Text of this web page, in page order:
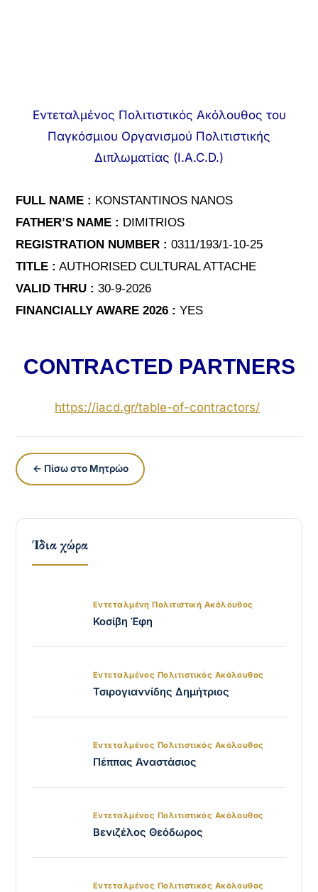
Εντεταλμένος Πολιτιστικός Ακόλουθος του
Παγκόσμιου Οργανισμού Πολιτιστικής
Διπλωματίας (I.A.C.D.)
FULL NAME : KONSTANTINOS NANOS
FATHER’S NAME : DIMITRIOS
REGISTRATION NUMBER : 0311/193/1-10-25
TITLE : AUTHORISED CULTURAL ATTACHE
VALID THRU : 30-9-2026
FINANCIALLY AWARE 2026 : YES
CONTRACTED PARTNERS
https://iacd.gr/table-of-contractors/
← Πίσω στο Μητρώο
Ίδια χώρα
Εντεταλμένη Πολιτιστική Ακόλουθος
Κοσίβη Έφη
Εντεταλμένος Πολιτιστικός Ακόλουθος
Τσιρογιαννίδης Δημήτριος
Εντεταλμένος Πολιτιστικός Ακόλουθος
Πέππας Αναστάσιος
Εντεταλμένος Πολιτιστικός Ακόλουθος
Βενιζέλος Θεόδωρος
Εντεταλμένος Πολιτιστικός Ακόλουθος